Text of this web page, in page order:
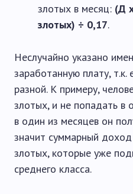
злотых в месяц: (Д
злотых) ÷ 0,17.
Неслучайно указано
заработанную плату,
разной. К примеру,
злотых, и не попадать в
в один из месяцев он
значит суммарный
злотых, которые уже
среднего класса.